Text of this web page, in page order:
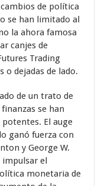
de política
se han limitado al
la ahora famosa
canjes de
Trading
o dejadas de lado.
de un trato de
se han
potentes. El auge
ganó fuerza con
y George W.
el
monetaria de